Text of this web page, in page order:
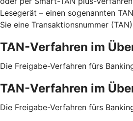
Lesegerät – einen sogenannten
Sie eine Transaktionsnummer
TAN-Verfahren im
Die Freigabe-Verfahren fürs
TAN-Verfahren im
Die Freigabe-Verfahren fürs